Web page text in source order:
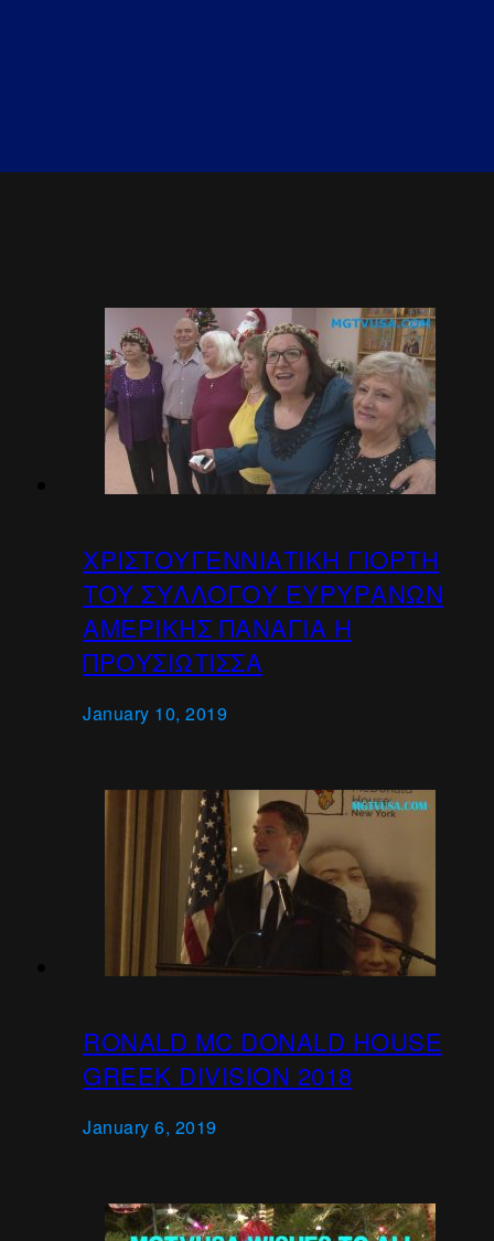
ΧΡΙΣΤΟΥΓΕΝΝΙΑΤΙΚΗ ΓΙΟΡΤΗ
ΤΟΥ ΣΥΛΛΟΓΟΥ ΕΥΡΥΡΑΝΩΝ
ΑΜΕΡΙΚΗΣ ΠΑΝΑΓΙΑ Η
ΠΡΟΥΣΙΩΤΙΣΣΑ
January 10, 2019
RONALD MC DONALD HOUSE
GREEK DIVISION 2018
January 6, 2019